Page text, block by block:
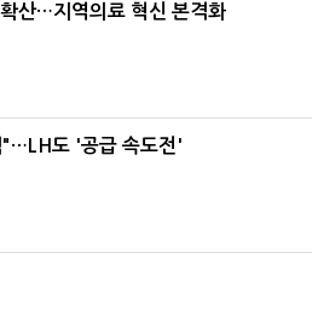
산…지역의료 혁신 본격화
"…LH도 '공급 속도전'